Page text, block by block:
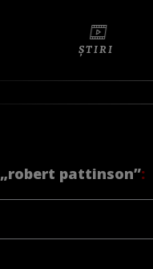
ȘTIRI
„robert pattinson”: